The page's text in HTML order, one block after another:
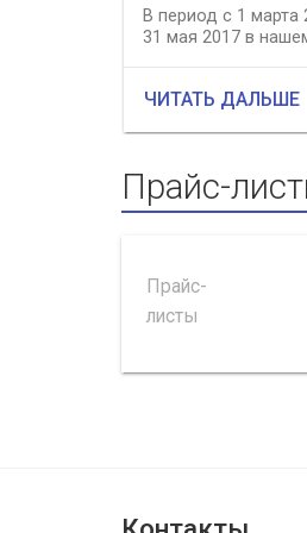
В период с 1 марта
31 мая 2017 в
ЧИТАТЬ ДАЛЬШЕ
Прайс-
Прайс-
листы